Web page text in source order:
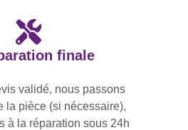
finale
validé, nous passons
la pièce (si nécessaire),
à la réparation sous 24h